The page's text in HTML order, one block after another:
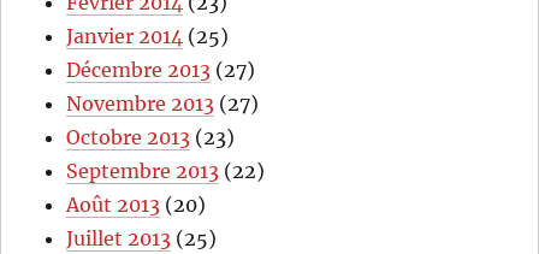
Janvier 2014 (25)
Décembre 2013 (27)
Novembre 2013 (27)
Octobre 2013 (23)
Septembre 2013 (22)
Août 2013 (20)
Juillet 2013 (25)